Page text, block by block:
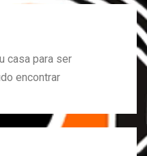
casa para ser
encontrar